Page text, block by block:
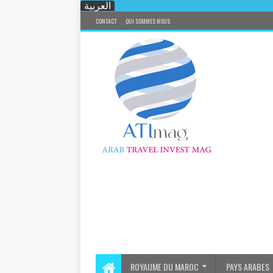
العربية
CONTACT QUI SOMMES NOUS
ROYAUME DU MAROC PAYS ARABES